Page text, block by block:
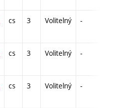
cs 3 Volitelný -
cs 3 Volitelný -
cs 3 Volitelný -